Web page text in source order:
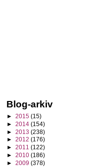
Blog-arkiv
► 2015 (15)
► 2014 (154)
► 2013 (238)
► 2012 (176)
► 2011 (122)
► 2010 (186)
► 2009 (378)